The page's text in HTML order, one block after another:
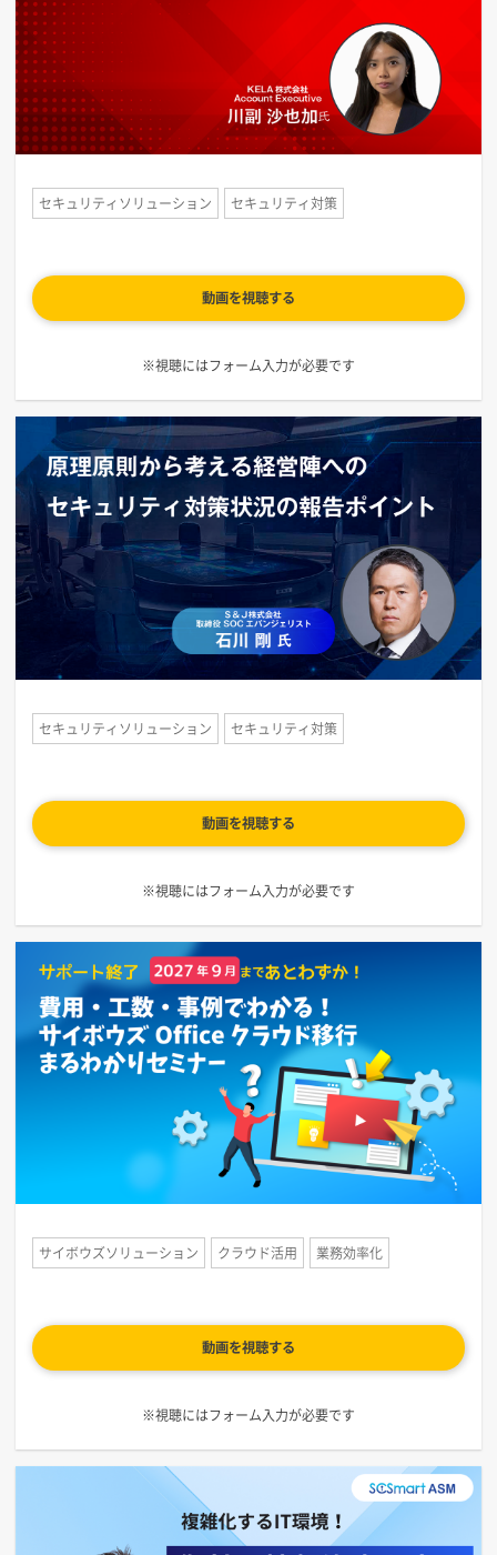
セキュリティソリューション セキュリティ対策
動画を視聴する
※視聴にはフォーム入力が必要です
セキュリティソリューション セキュリティ対策
動画を視聴する
※視聴にはフォーム入力が必要です
サイボウズソリューション クラウド活用 業務効率化
動画を視聴する
※視聴にはフォーム入力が必要です